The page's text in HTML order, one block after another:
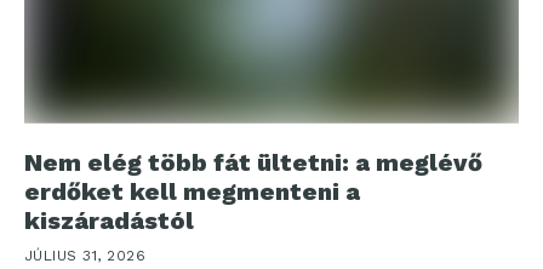
Nem elég több fát ültetni: a meglévő
erdőket kell megmenteni a
kiszáradástól
JÚLIUS 31, 2026